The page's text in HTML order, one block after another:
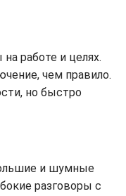
работе и целях.
чем правило.
но быстро
и шумные
разговоры с